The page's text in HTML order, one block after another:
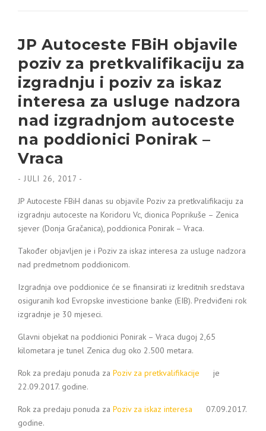
JP Autoceste FBiH objavile
poziv za pretkvalifikaciju za
izgradnju i poziv za iskaz
interesa za usluge nadzora
nad izgradnjom autoceste
na poddionici Ponirak –
Vraca
- JULI 26, 2017 -
JP Autoceste FBiH danas su objavile Poziv za pretkvalifikaciju za
izgradnju autoceste na Koridoru Vc, dionica Poprikuše – Zenica
sjever (Donja Gračanica), poddionica Ponirak – Vraca.
Također objavljen je i Poziv za iskaz interesa za usluge nadzora
nad predmetnom poddionicom.
Izgradnja ove poddionice će se finansirati iz kreditnih sredstava
osiguranih kod Evropske investicione banke (EIB). Predviđeni rok
izgradnje je 30 mjeseci.
Glavni objekat na poddionici Ponirak – Vraca dugoj 2,65
kilometara je tunel Zenica dug oko 2.500 metara.
Rok za predaju ponuda za Poziv za pretkvalifikacije
je
22.09.2017. godine.
Rok za predaju ponuda za Poziv za iskaz interesa
07.09.2017.
godine.